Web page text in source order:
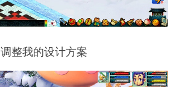
调整我的设计方案